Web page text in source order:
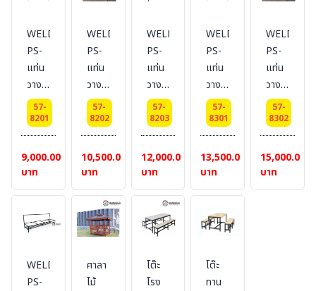
1 นิ้ว
สูง 6
เมตร
+
เพลท
ขนาด
นิ้ว
ลิตร
ลิตร
WELDING-
PS-
แท่น
วาง
ถัง
ขยะ
ขนาด
2
ช่อง
สำหรับ
60
ลิตร
57-
8201
9,000.00
บาท
WELDING-
PS-
แท่น
วาง
ถัง
ขยะ
ขนาด
3
ช่อง
สำหรับ
60
ลิตร
57-
8202
10,500.00
บาท
WELDING-
PS-
แท่น
วาง
ถัง
ขยะ
ขนาด
4
ช่อง
สำหรับ
60
ลิตร
57-
8203
12,000.00
บาท
WELDING-
PS-
แท่น
วาง
ถัง
ขยะ
ขนาด
2
ช่อง
สำหรับ
120
57-
8301
13,500.00
บาท
WELDING-
PS-
แท่น
วาง
ถัง
ขยะ
ขนาด
3
ช่อง
สำหรับ
57-
8302
15,000.00
บาท
WELDING-
PS-
ศาลา
ไม้
โต๊ะ
โรง
โต๊ะ
ทาน